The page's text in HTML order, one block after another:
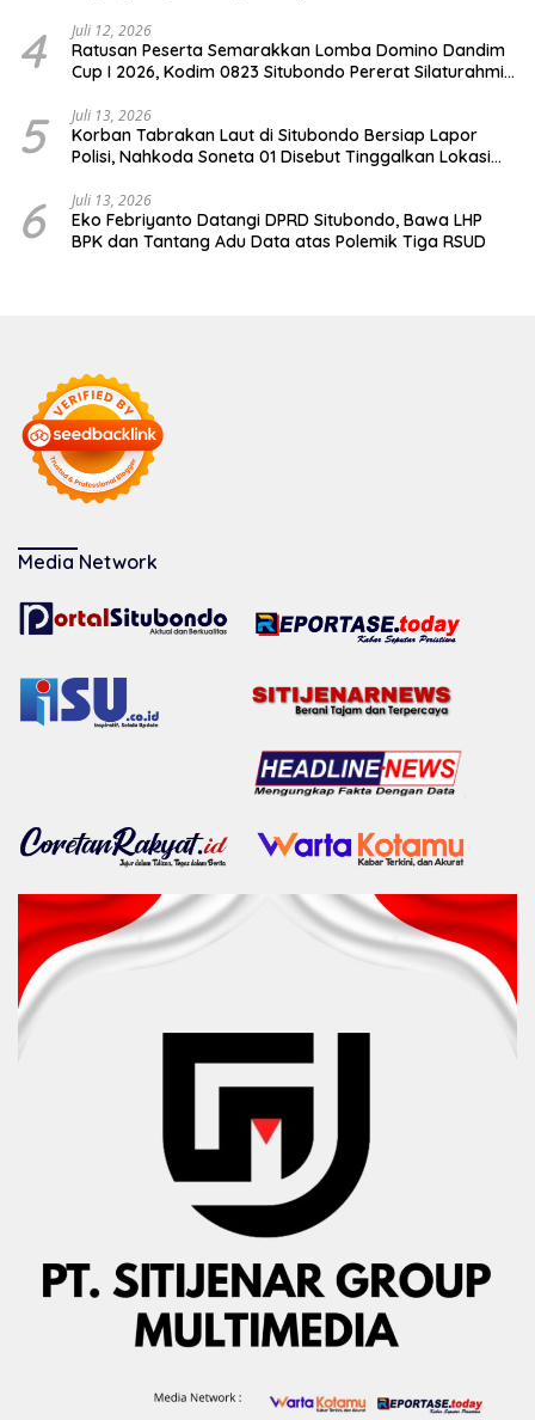
4 Juli 12, 2026
Ratusan Peserta Semarakkan Lomba Domino Dandim
Cup I 2026, Kodim 0823 Situbondo Pererat Silaturahmi
5 Juli 13, 2026
Korban Tabrakan Laut di Situbondo Bersiap Lapor
Polisi, Nahkoda Soneta 01 Disebut Tinggalkan Lokasi
6 Juli 13, 2026
Eko Febriyanto Datangi DPRD Situbondo, Bawa LHP
BPK dan Tantang Adu Data atas Polemik Tiga RSUD
Media Network